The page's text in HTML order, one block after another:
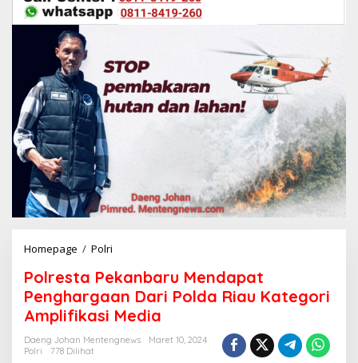
Homepage / Polri
l
r
e
s
t
a
Polresta Pekanbaru Mendapat
Penghargaan Dari Polda Riau Kategori
Amplifikasi Media
Daeng Johan Mentengnews
Maret 10, 2024
Polri
778 Dilihat